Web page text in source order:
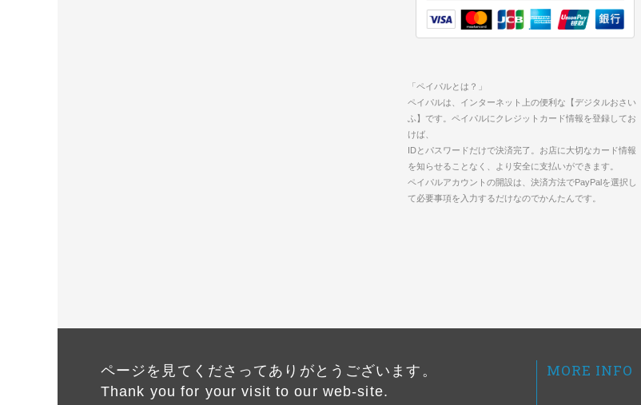
「ペイパルとは？」
ペイパルは、インターネット上の便利な【デジタルおさい
ふ】です。ペイパルにクレジットカード情報を登録してお
けば、
IDとパスワードだけで決済完了。お店に大切なカード情報
を知らせることなく、より安全に支払いができます。
ペイパルアカウントの開設は、決済方法でPayPalを選択し
て必要事項を入力するだけなのでかんたんです。
ページを見てくださってありがとうございます。
Thank you for your visit to our web-site.
MORE INFO